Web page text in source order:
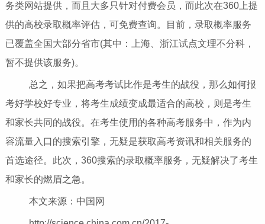
务类网站提供，而且大多只针对付费会员，而此次在360上提
供的高校录取概率评估，可免费查询。目前，录取概率服务
已覆盖全国大部分省市(其中：上海、浙江试点文理不分科，
暂不提供该服务)。
总之，如果把高考考试比作是考生的战役，那么如何报
考好学校好专业，将考生成绩变成最适合的高校，则是考生
和家长共同的战役。在考生使用的各种高考服务中，作为内
容流量入口的搜索引擎，无疑是获取高考资讯和相关服务的
首选途径。此次，360搜索的录取概率服务，无疑解决了考生
和家长的燃眉之急。
本文来源：中国网